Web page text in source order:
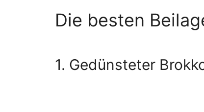
Die besten
1. Gedünsteter